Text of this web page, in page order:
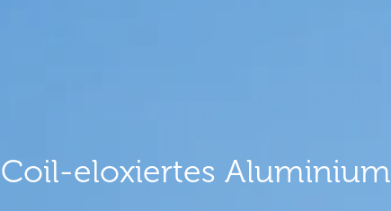
Coil-eloxiertes Aluminium